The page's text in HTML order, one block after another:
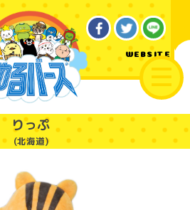
WEBSITE
ご当地
りっぷ
(北海道)